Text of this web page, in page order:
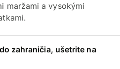
maržami a vysokými
zahraničia, ušetrite na